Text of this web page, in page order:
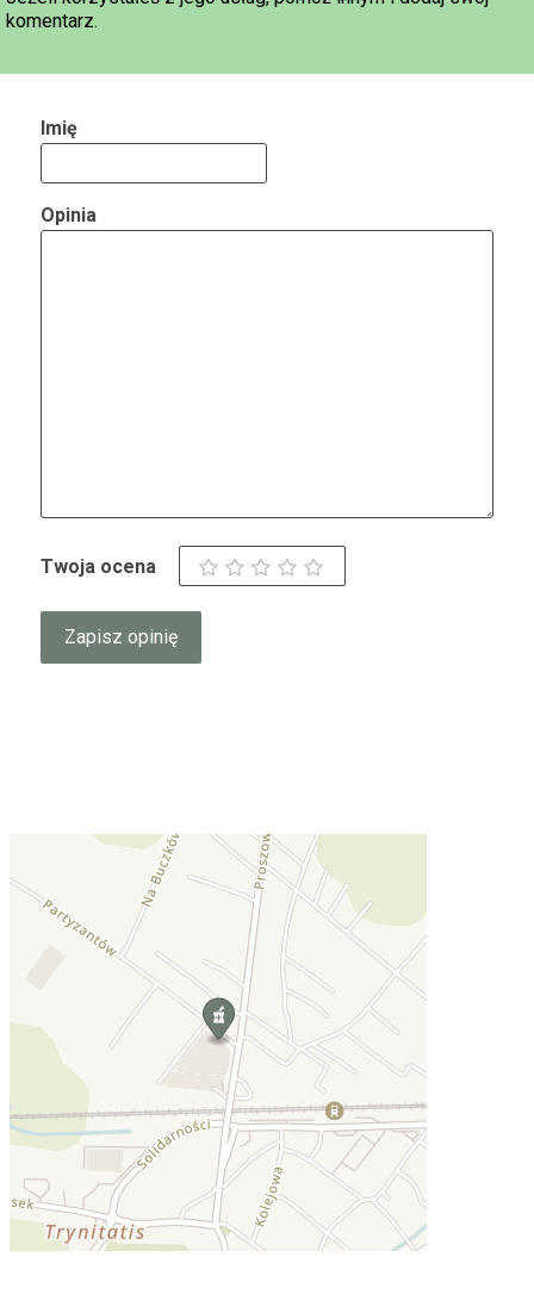
komentarz.
Imię
Opinia
Twoja ocena